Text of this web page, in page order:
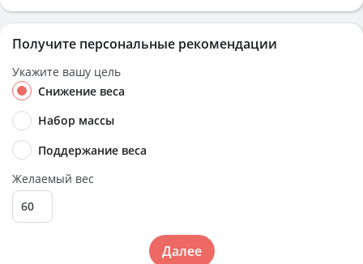
Получите персональные рекомендации
Укажите вашу цель
Снижение веса
Набор массы
Поддержание веса
Желаемый вес
Далее